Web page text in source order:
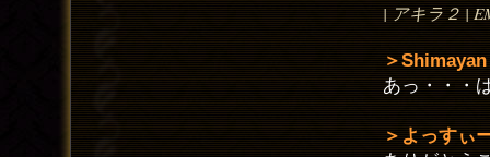
| アキラ２ |
＞Shimayan
あっ・・・
＞よっすぃ